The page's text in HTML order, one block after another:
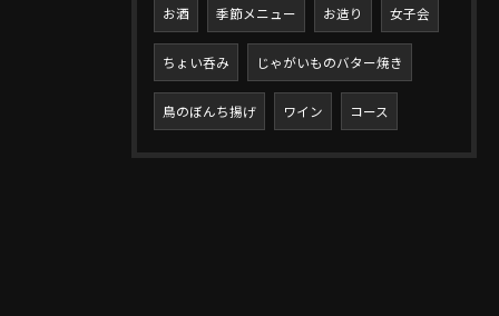
お酒 季節メニュー お造り 女子会
ちょい呑み じゃがいものバター焼き
鳥のぼんち揚げ ワイン コース